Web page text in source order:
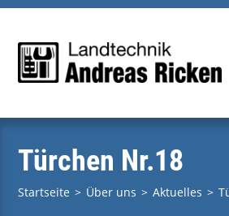
Zum
springen
Türchen Nr.18
Startseite > Über uns > Aktuelles >